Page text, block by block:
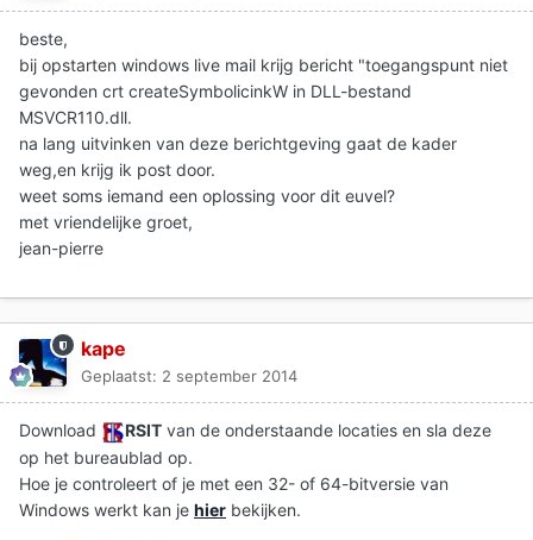
beste,
bij opstarten windows live mail krijg bericht "toegangspunt niet
gevonden crt createSymbolicinkW in DLL-bestand
MSVCR110.dll.
na lang uitvinken van deze berichtgeving gaat de kader
weg,en krijg ik post door.
weet soms iemand een oplossing voor dit euvel?
met vriendelijke groet,
jean-pierre
kape
Geplaatst: 2 september 2014
Download RSIT van de onderstaande locaties en sla deze
op het bureaublad op.
Hoe je controleert of je met een 32- of 64-bitversie van
Windows werkt kan je hier bekijken.